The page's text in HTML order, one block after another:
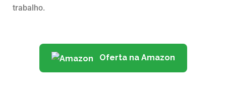
trabalho.
Oferta na Amazon